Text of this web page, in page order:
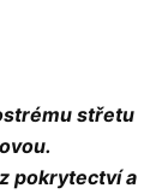
střetu
pokrytectví a